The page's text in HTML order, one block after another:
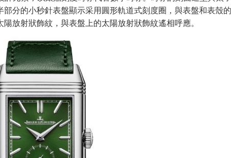
分的小秒針表盤顯示采用圓形軌道式刻度圈，與表盤和表殼
放射狀飾紋，與表盤上的太陽放射狀飾紋遙相呼應。